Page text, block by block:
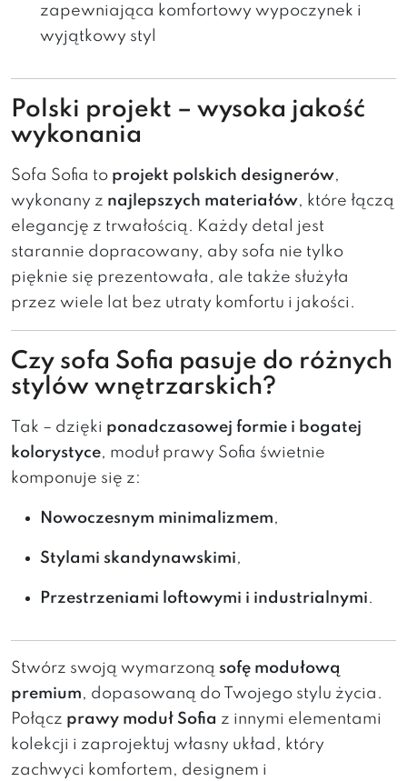
zapewniająca komfortowy wypoczynek i
wyjątkowy styl
Polski projekt – wysoka jakość
wykonania
Sofa Sofia to projekt polskich designerów,
wykonany z najlepszych materiałów, które łączą
elegancję z trwałością. Każdy detal jest
starannie dopracowany, aby sofa nie tylko
pięknie się prezentowała, ale także służyła
przez wiele lat bez utraty komfortu i jakości.
Czy sofa Sofia pasuje do różnych
stylów wnętrzarskich?
Tak – dzięki ponadczasowej formie i bogatej
kolorystyce, moduł prawy Sofia świetnie
komponuje się z:
Nowoczesnym minimalizmem,
Stylami skandynawskimi,
Przestrzeniami loftowymi i industrialnymi.
Stwórz swoją wymarzoną sofę modułową
premium, dopasowaną do Twojego stylu życia.
Połącz prawy moduł Sofia z innymi elementami
kolekcji i zaprojektuj własny układ, który
zachwyci komfortem, designem i